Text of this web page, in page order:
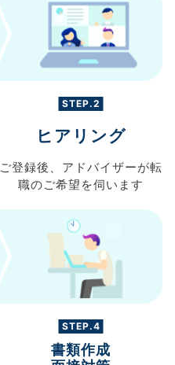
STEP.2
ヒアリング
ご登録後、 アドバイザーが転
職のご希望を伺います
STEP.4
書類作成